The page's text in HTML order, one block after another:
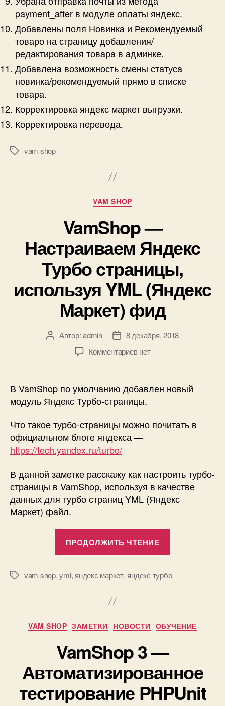
payment_after в модуле оплаты яндекс.
Добавлены поля Новинка и Рекомендуемый
товаро на страницу добавления/
редактирования товара в админке.
Добавлена возможность смены статуса
новинка/рекомендуемый прямо в списке
товара.
Корректировка яндекс маркет выгрузки.
Корректировка перевода.
Меткиvam shop
Рубрики
VAM SHOP
VamShop —
Настраиваем Яндекс
Турбо страницы,
используя YML (Яндекс
Маркет) фид
АвторАвтор:admin
Дата8 декабря, 2018
Комментариевк
—
Настраиваем
Яндекс
страницы,
используя
Маркет)
фид
нет
В VamShop по умолчанию добавлен новый
модуль Яндекс Турбо-страницы.
Что такое турбо-страницы можно почитать в
официальном блоге яндекса —
https://tech.yandex.ru/turbo/
В данной заметке расскажу как настроить турбо-
страницы в VamShop, используя в качестве
данных для турбо страниц YML (Яндекс
Маркет) файл.
ПРОДОЛЖИТЬ ЧТЕНИЕ
Яндекс
страницы,
YML
фид»
Меткиvam shop,yml,яндекс маркет,яндекс турбо
Рубрики
VAM SHOP ЗАМЕТКИ НОВОСТИ ОБУЧЕНИЕ
VamShop 3 —
Автоматизированное
тестирование PHPUnit